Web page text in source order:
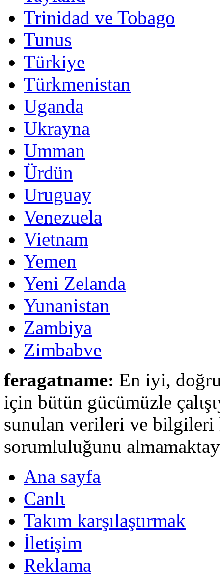
Trinidad ve Tobago
Tunus
Türkiye
Türkmenistan
Uganda
Ukrayna
Umman
Ürdün
Uruguay
Venezuela
Vietnam
Yemen
Yeni Zelanda
Yunanistan
Zambiya
Zimbabve
feragatname: En iyi,
için bütün gücümüzle
sunulan verileri ve bilgileri
sorumluluğunu
Ana sayfa
Canlι
Takım karşılaştırmak
İletişim
Reklama